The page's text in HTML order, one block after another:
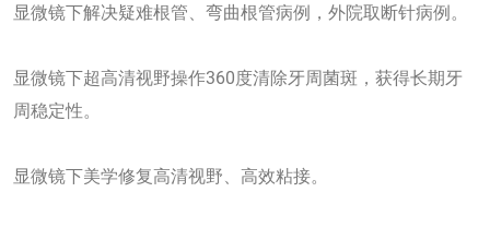
显微镜下解决疑难根管、弯曲根管病例，外院取断针病例。
显微镜下超高清视野操作360度清除牙周菌斑，获得长期牙
周稳定性。
显微镜下美学修复高清视野、高效粘接。